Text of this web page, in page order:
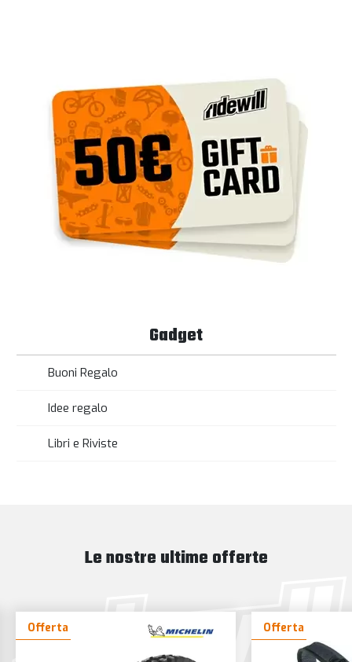
Gadget
Buoni Regalo
Idee regalo
Libri e Riviste
Le nostre ultime offerte
Offerta Offerta